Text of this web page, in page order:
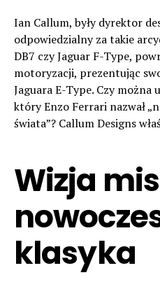
Ian Callum, były dyrektor
odpowiedzialny za takie
DB7 czy Jaguar F-Type,
motoryzacji, prezentując
Jaguara E-Type. Czy można
który Enzo Ferrari nazwał
świata”? Callum Designs
Wizja
klasyka